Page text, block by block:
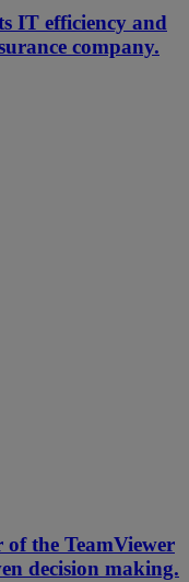
IT efficiency and
company.
of the TeamViewer
decision making.